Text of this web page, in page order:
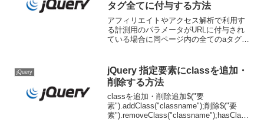
タグ全てに付与する方法
アフィリエイトやアクセス解析で利用す
る計測用のパラメータがURLに付与され
ている場合に同ページ内の全てのaタグに
<script>//現在ページURLのプロトコルと
ホスト...
jQuery
jQuery 指定要素にclassを追加・
削除する方法
classを追加・削除追加$("要
素").addClass("classname");削除$("要
素").removeClass("classname");hasClass